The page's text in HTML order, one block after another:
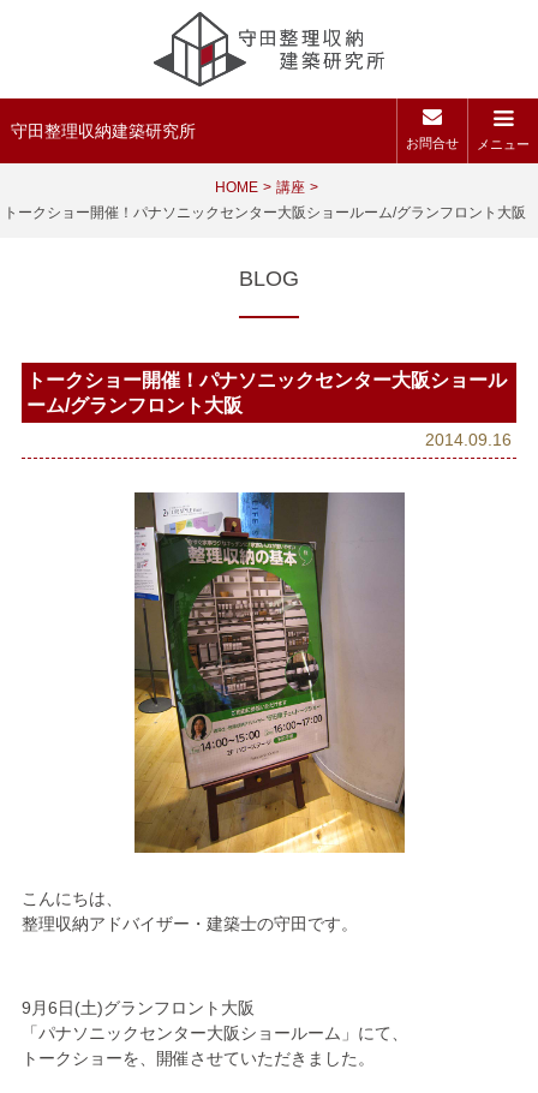
守田整理収納建築研究所
お問合せ メニュー
HOME
講座
トークショー開催！パナソニックセンター大阪ショールーム/グランフロント大阪
BLOG
トークショー開催！パナソニックセンター大阪ショール
ーム/グランフロント大阪
2014.09.16
こんにちは、
整理収納アドバイザー・建築士の守田です。
9月6日(土)グランフロント大阪
「パナソニックセンター大阪ショールーム」にて、
トークショーを、開催させていただきました。